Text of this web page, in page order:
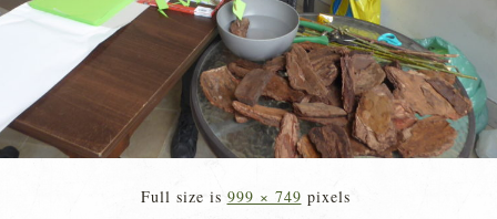
Full size is 999 × 749 pixels